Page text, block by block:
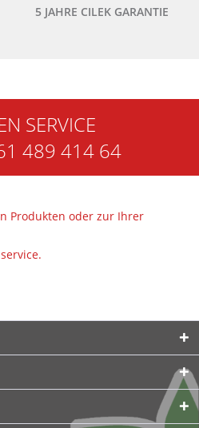
5 JAHRE CILEK GARANTIE
SERVICE
489 414 64
Produkten oder zur Ihrer